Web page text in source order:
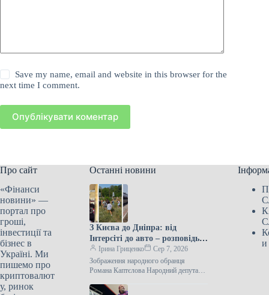
Save my name, email and website in this browser for the
next time I comment.
Опублікувати коментар
Про сайт
«Фінанси
новини» —
портал про
гроші,
інвестиції та
бізнес в
Україні. Ми
пишемо про
криптовалют
у, ринок
Останні новини
З Києва до Дніпра: від
Інтерсіті до авто – розповідь
нардепа
Ірина Гриценко
Сер 7, 2026
Зображення народного обранця
Романа Каптєлова Народний депутат
Укрзалізницею з Києва до Дніпра 6
и